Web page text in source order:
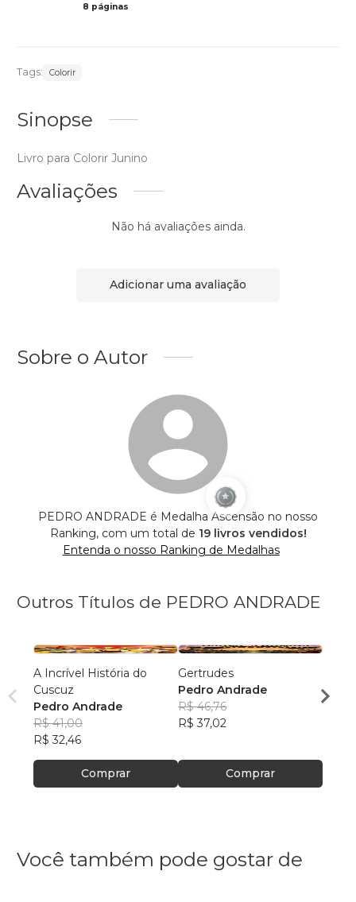
8 páginas
Tags: Colorir
Sinopse
Livro para Colorir Junino
Avaliações
Não há avaliações ainda.
Adicionar uma avaliação
Sobre o Autor
PEDRO ANDRADE é Medalha Ascensão no nosso
Ranking, com um total de 19 livros vendidos!
Entenda o nosso Ranking de Medalhas
Outros Títulos de PEDRO ANDRADE
A Incrível História do
Cuscuz
Pedro Andrade
R$ 41,00
R$ 32,46
Comprar
Gertrudes
Pedro Andrade
R$ 46,76
R$ 37,02
Comprar
Você também pode gostar de